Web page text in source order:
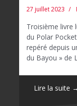
27 juillet 2023
Troisième livre
du Polar
repéré depuis
du Bayou » de
Lire la suite →